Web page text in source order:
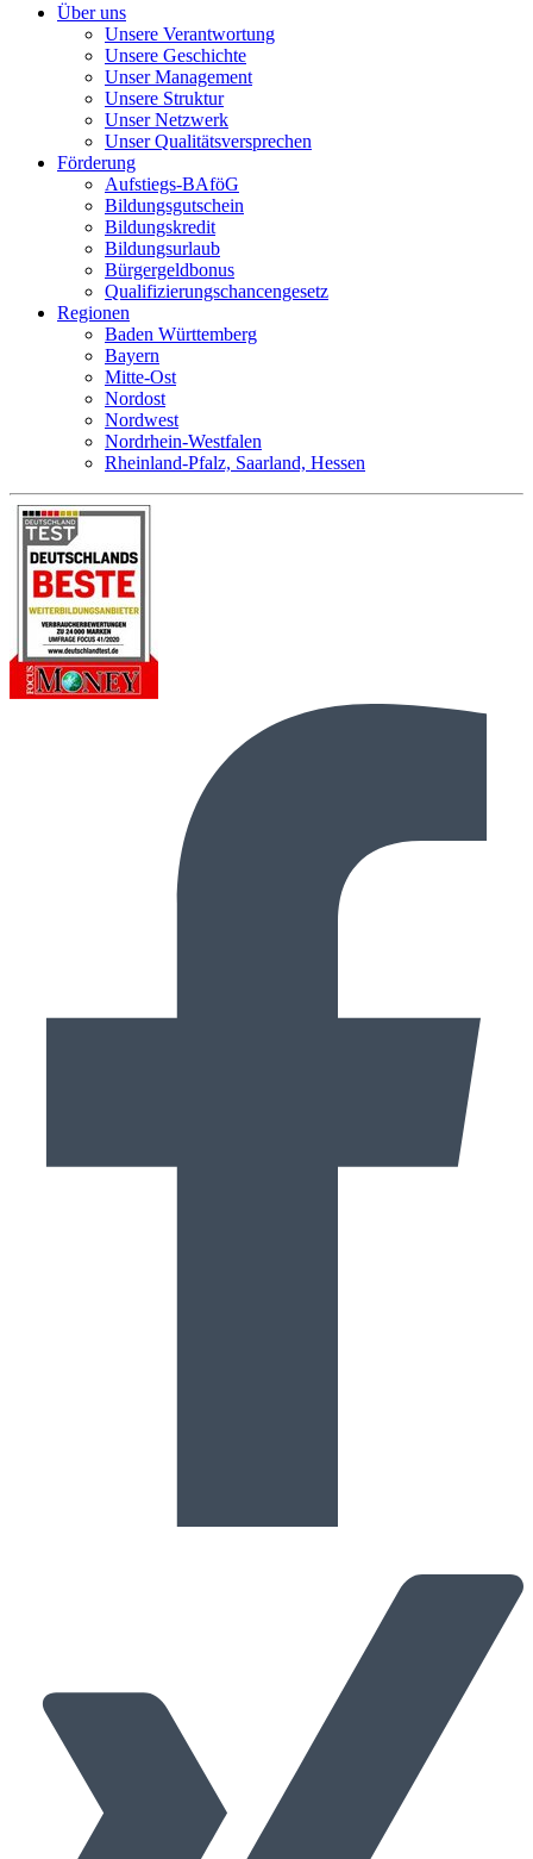
Über uns
Unsere Verantwortung
Unsere Geschichte
Unser Management
Unsere Struktur
Unser Netzwerk
Unser Qualitätsversprechen
Förderung
Aufstiegs-BAföG
Bildungsgutschein
Bildungskredit
Bildungsurlaub
Bürgergeldbonus
Qualifizierungschancengesetz
Regionen
Baden Württemberg
Bayern
Mitte-Ost
Nordost
Nordwest
Nordrhein-Westfalen
Rheinland-Pfalz, Saarland, Hessen